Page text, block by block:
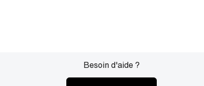
Besoin d'aide ?